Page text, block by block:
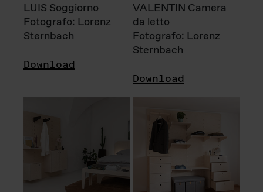
LUIS Soggiorno
Fotografo: Lorenz
Sternbach
Download
VALENTIN Camera
da letto
Fotografo: Lorenz
Sternbach
Download